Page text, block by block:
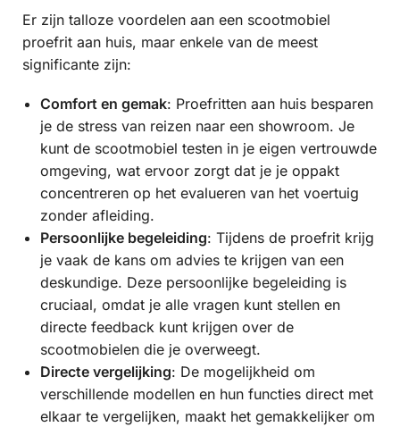
Er zijn talloze voordelen aan een scootmobiel
proefrit aan huis, maar enkele van de meest
significante zijn:
Comfort en gemak: Proefritten aan huis besparen
je de stress van reizen naar een showroom. Je
kunt de scootmobiel testen in je eigen vertrouwde
omgeving, wat ervoor zorgt dat je je oppakt
concentreren op het evalueren van het voertuig
zonder afleiding.
Persoonlijke begeleiding: Tijdens de proefrit krijg
je vaak de kans om advies te krijgen van een
deskundige. Deze persoonlijke begeleiding is
cruciaal, omdat je alle vragen kunt stellen en
directe feedback kunt krijgen over de
scootmobielen die je overweegt.
Directe vergelijking: De mogelijkheid om
verschillende modellen en hun functies direct met
elkaar te vergelijken, maakt het gemakkelijker om